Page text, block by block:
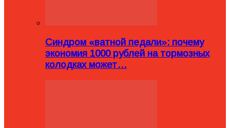
Синдром «ватной педали»: почему
экономия 1000 рублей на тормозных
колодках может…